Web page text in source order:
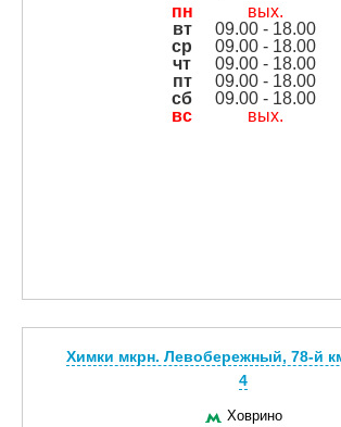
пн
вых.
вт
09.00 - 18.00
ср
09.00 - 18.00
чт
09.00 - 18.00
пт
09.00 - 18.00
сб
09.00 - 18.00
вс
вых.
Химки мкрн. Левобережный, 78-й
4
Ховрино